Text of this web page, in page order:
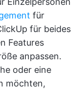
für
für beides
Features
anpassen.
oder eine
möchten,